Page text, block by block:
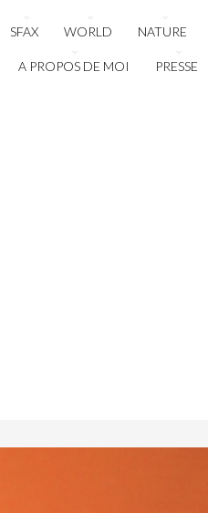
SFAX WORLD NATURE
A PROPOS DE MOI PRESSE